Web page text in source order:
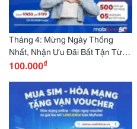
Tháng 4: Mừng Ngày Thống
Nhất, Nhận Ưu Đãi Bất Tận Từ
Mobifone
100.000₫